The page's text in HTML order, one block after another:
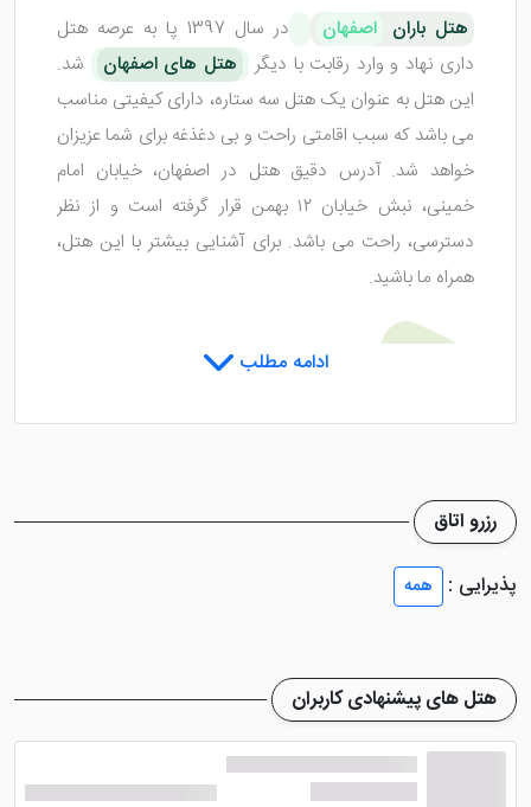
هتل باران اصفهان
در سال 1397 پا به عرصه هتل
داری نهاد و وارد رقابت با دیگر
هتل های اصفهان
شد.
این هتل به عنوان یک هتل سه ستاره، دارای کیفیتی مناسب
می باشد که سبب اقامتی راحت و بی دغذغه برای شما عزیزان
خواهد شد. آدرس دقیق هتل در اصفهان، خیابان امام
خمینی، نبش خیابان ۱۲ بهمن قرار گرفته است و از نظر
دسترسی، راحت می باشد. برای آشنایی بیشتر با این هتل،
همراه ما باشید.
اتاق های هتل باران اصفهان
وجود دارد که در 7 طبقه ساختمانی پراکنده شده اند. متراژ
را برای شما عزیزان رقم می زنند.
برای یک نفر، دو تخته توئین و دو تخته دبل می شوند.
همچنین علاوه بر دیزاین شیک و زیبا، واحد های هتل دارای
امکانات مناسبی هم هستند که از جمله آن ها می توان به
سیستم تهویه مطبوع؛ سرویس بهداشتی، سیستم گرمایش و
ادامه مطلب
رزرو اتاق
پذیرایی :
همه
هتل های پیشنهادی کاربران